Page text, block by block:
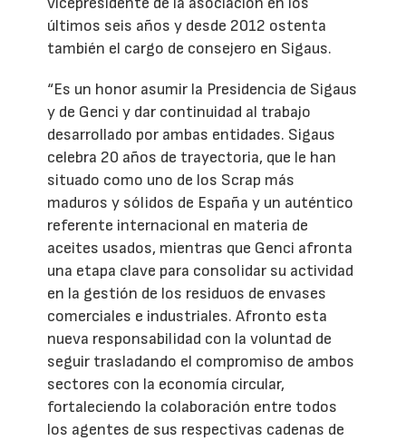
últimos seis años y desde 2012 ostenta
también el cargo de consejero en Sigaus.
“Es un honor asumir la Presidencia de Sigaus
y de Genci y dar continuidad al trabajo
desarrollado por ambas entidades. Sigaus
celebra 20 años de trayectoria, que le han
situado como uno de los Scrap más
maduros y sólidos de España y un auténtico
referente internacional en materia de
aceites usados, mientras que Genci afronta
una etapa clave para consolidar su actividad
en la gestión de los residuos de envases
comerciales e industriales. Afronto esta
nueva responsabilidad con la voluntad de
seguir trasladando el compromiso de ambos
sectores con la economía circular,
fortaleciendo la colaboración entre todos
los agentes de sus respectivas cadenas de